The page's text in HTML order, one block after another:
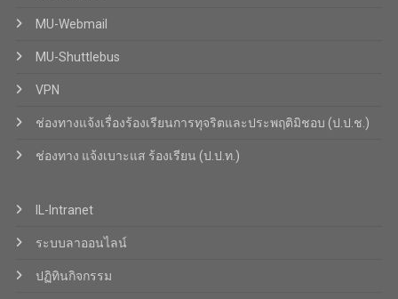
MU-Webmail
MU-Shuttlebus
VPN
ช่องทางแจ้งเรื่องร้องเรียนการทุจริตและประพฤติมิชอบ (ป.ป.ช.)
ช่องทาง แจ้งเบาะแส ร้องเรียน (ป.ป.ท.)
IL-Intranet
ระบบลาออนไลน์
ปฏิทินกิจกรรม